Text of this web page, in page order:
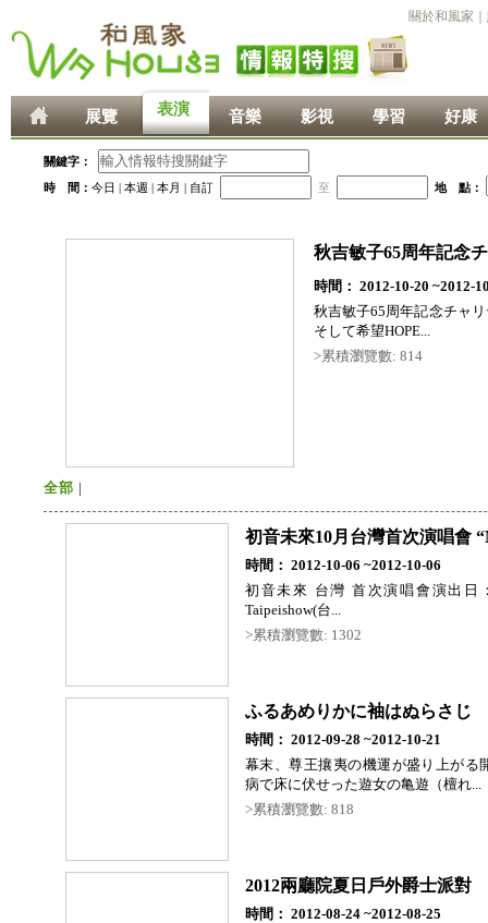
關於和風家
展覽 表演 音樂 影視 學習 好康
關鍵字：
時 間： 今日 | 本週 | 本月 | 自訂 至 地 點：
秋吉敏子65周年記念
時間： 2012-10-20 ~2012-
秋吉敏子65周年記念チャ
そして希望HOPE...
>累積瀏覽數: 814
全部 |
初音未來10月台灣首次演唱會
時間： 2012-10-06 ~2012-10-06
初音未來 台灣 首次演唱會演出日
Taipeishow(台...
>累積瀏覽數: 1302
ふるあめりかに袖はぬらさじ
時間： 2012-09-28 ~2012-10-21
幕末、尊王攘夷の機運が盛り上がる
病で床に伏せった遊女の亀遊（檀れ...
>累積瀏覽數: 818
2012兩廳院夏日戶外爵士派對
時間： 2012-08-24 ~2012-08-25